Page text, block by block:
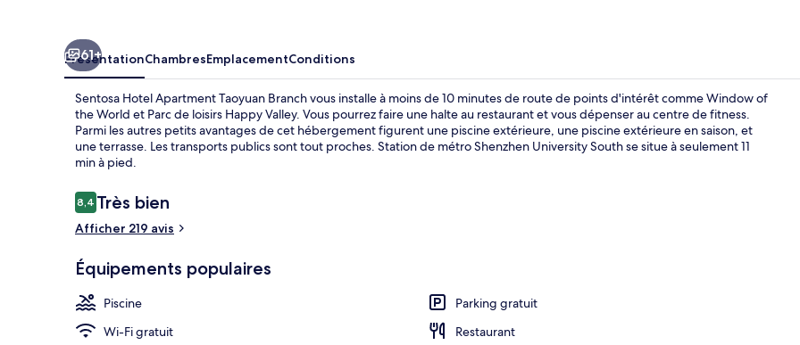
Coin salon
61+
PrésentationChambresEmplacementConditions
Sentosa Hotel Apartment Taoyuan Branch vous installe à moins de 10 minutes de route de points d'intérêt comme Window of
the World et Parc de loisirs Happy Valley. Vous pourrez faire une halte au restaurant et vous dépenser au centre de fitness.
Parmi les autres petits avantages de cet hébergement figurent une piscine extérieure, une piscine extérieure en saison, et
une terrasse. Les transports publics sont tout proches. Station de métro Shenzhen University South se situe à seulement 11
min à pied.
Avis
voyageurs
8,48,4 sur 10
Très bien
Afficher 219 avis
Équipements populaires
Piscine
Parking gratuit
Wi-Fi gratuit
Restaurant